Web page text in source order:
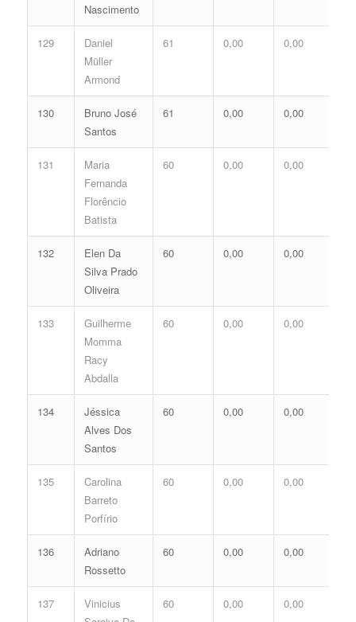
Nascimento
129
Daniel
Müller
Armond
61 0,00 0,00
130
Bruno José
Santos
61 0,00 0,00
131
Maria
Fernanda
Florêncio
Batista
60 0,00 0,00
132
Elen Da
Silva Prado
Oliveira
60 0,00 0,00
133
Guilherme
Momma
Racy
Abdalla
60 0,00 0,00
134
Jéssica
Alves Dos
Santos
60 0,00 0,00
135
Carolina
Barreto
Porfírio
60 0,00 0,00
136
Adriano
Rossetto
60 0,00 0,00
137
Vinicius
60 0,00 0,00